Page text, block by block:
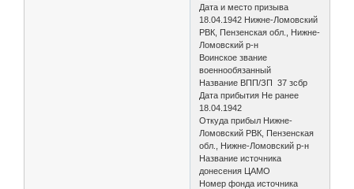
Дата и место призыва
18.04.1942 Нижне-Ломовский
РВК, Пензенская обл., Нижне-
Ломовский р-н
Воинское звание
военнообязанный
Название ВПП/ЗП 37 зсбр
Дата прибытия Не ранее
18.04.1942
Откуда прибыл Нижне-
Ломовский РВК, Пензенская
обл., Нижне-Ломовский р-н
Название источника
донесения ЦАМО
Номер фонда источника